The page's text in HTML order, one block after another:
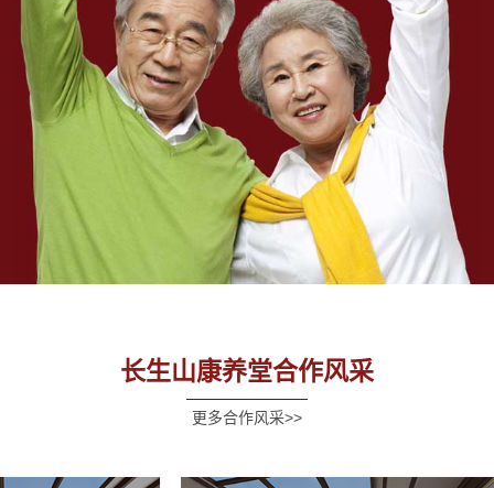
长生山康养堂合作风采
更多合作风采>>